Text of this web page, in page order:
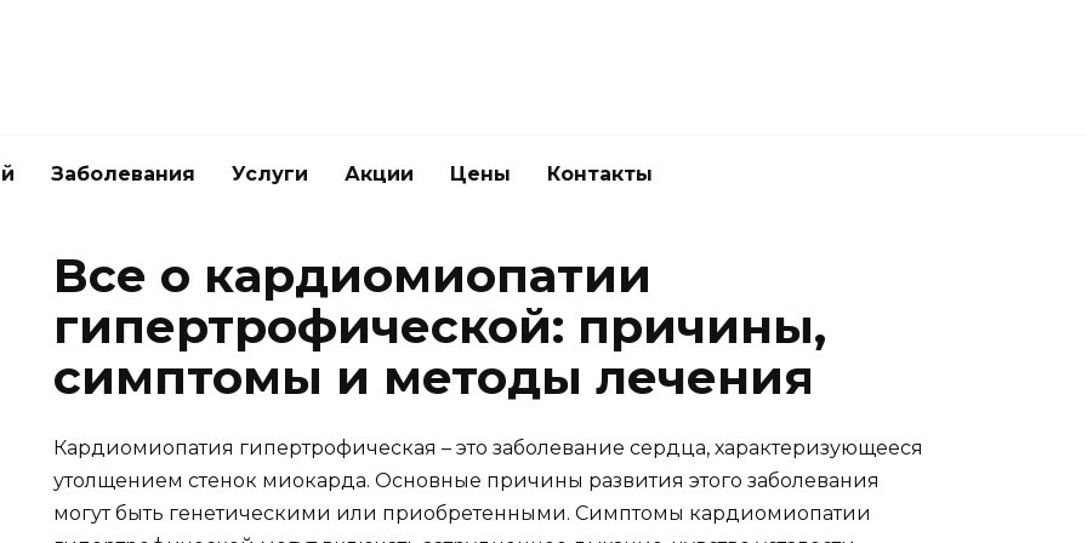
Заболевания Услуги Акции Цены Контакты
Все о кардиомиопатии
гипертрофической: причины,
симптомы и методы лечения
Кардиомиопатия гипертрофическая – это заболевание сердца, характеризующееся
утолщением стенок миокарда. Основные причины развития этого заболевания
могут быть генетическими или приобретенными. Симптомы кардиомиопатии